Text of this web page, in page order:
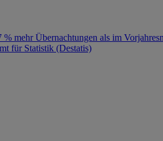
mehr Übernachtungen als im
für Statistik (Destatis)